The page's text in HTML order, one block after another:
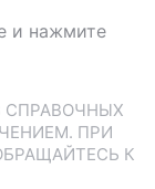
и нажмите
СПРАВОЧНЫХ
ПРИ
К